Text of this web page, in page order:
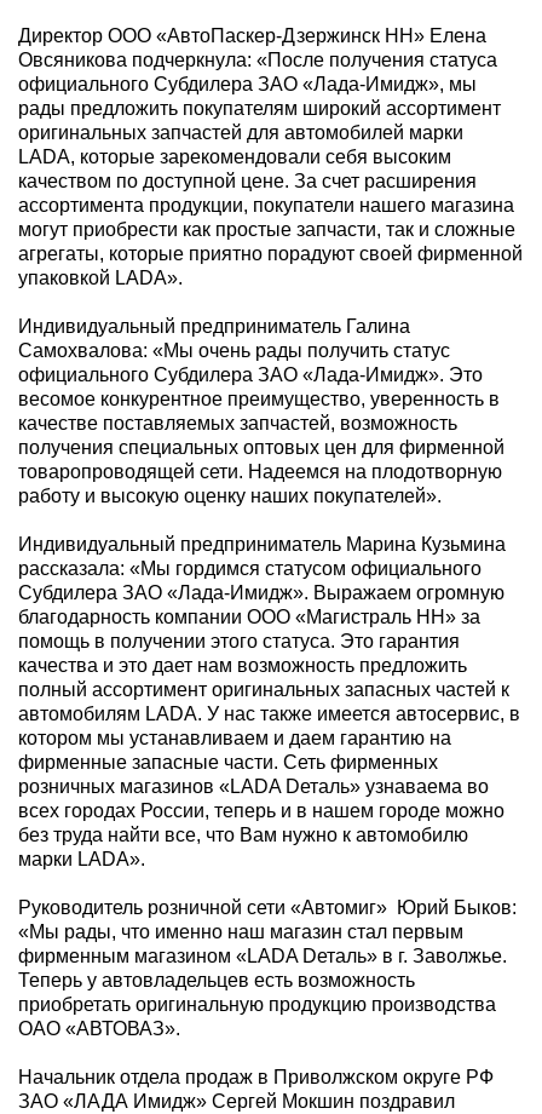
Директор ООО «АвтоПаскер-Дзержинск НН» Елена
Овсяникова подчеркнула: «После получения статуса
официального Субдилера ЗАО «Лада-Имидж», мы
рады предложить покупателям широкий ассортимент
оригинальных запчастей для автомобилей марки
LADA, которые зарекомендовали себя высоким
качеством по доступной цене. За счет расширения
ассортимента продукции, покупатели нашего магазина
могут приобрести как простые запчасти, так и сложные
агрегаты, которые приятно порадуют своей фирменной
упаковкой LADA».
Индивидуальный предприниматель Галина
Самохвалова: «Мы очень рады получить статус
официального Субдилера ЗАО «Лада-Имидж». Это
весомое конкурентное преимущество, уверенность в
качестве поставляемых запчастей, возможность
получения специальных оптовых цен для фирменной
товаропроводящей сети. Надеемся на плодотворную
работу и высокую оценку наших покупателей».
Индивидуальный предприниматель Марина Кузьмина
рассказала: «Мы гордимся статусом официального
Субдилера ЗАО «Лада-Имидж». Выражаем огромную
благодарность компании ООО «Магистраль НН» за
помощь в получении этого статуса. Это гарантия
качества и это дает нам возможность предложить
полный ассортимент оригинальных запасных частей к
автомобилям LADA. У нас также имеется автосервис, в
котором мы устанавливаем и даем гарантию на
фирменные запасные части. Сеть фирменных
розничных магазинов «LADA Dеталь» узнаваема во
всех городах России, теперь и в нашем городе можно
без труда найти все, что Вам нужно к автомобилю
марки LADA».
Руководитель розничной сети «Автомиг» Юрий Быков:
«Мы рады, что именно наш магазин стал первым
фирменным магазином «LADA Dеталь» в г. Заволжье.
Теперь у автовладельцев есть возможность
приобретать оригинальную продукцию производства
ОАО «АВТОВАЗ».
Начальник отдела продаж в Приволжском округе РФ
ЗАО «ЛАДА Имидж» Сергей Мокшин поздравил